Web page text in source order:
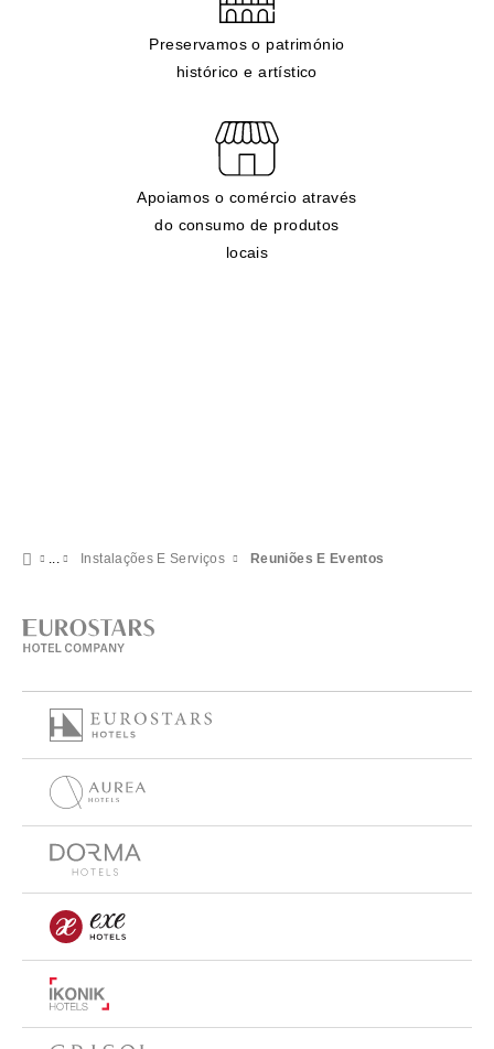
Preservamos o património
histórico e artístico
Apoiamos o comércio através
do consumo de produtos
locais
Instalações E Serviços Reuniões E Eventos